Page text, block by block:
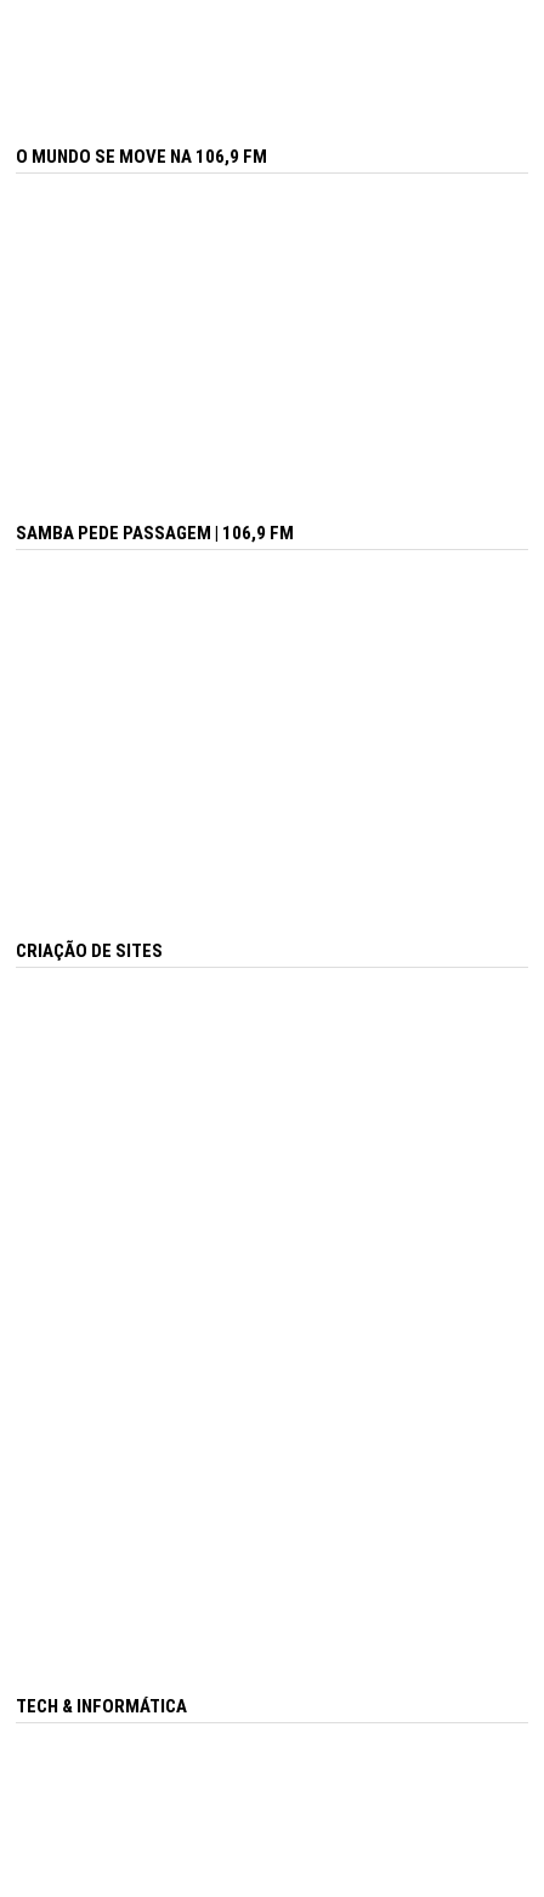
O MUNDO SE MOVE NA 106,9 FM
SAMBA PEDE PASSAGEM | 106,9 FM
CRIAÇÃO DE SITES
TECH & INFORMÁTICA